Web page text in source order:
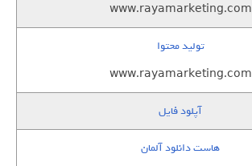
www.rayamarketing.com
تولید محتوا
www.rayamarketing.com
آپلود فایل
هاست دانلود آلمان